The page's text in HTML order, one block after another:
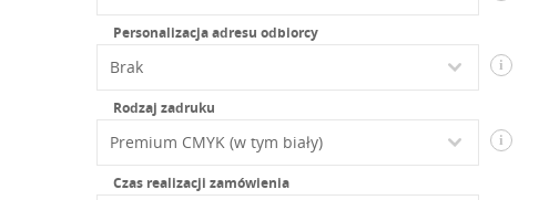
Personalizacja adresu odbiorcy
i
Rodzaj zadruku
i
Czas realizacji zamówienia